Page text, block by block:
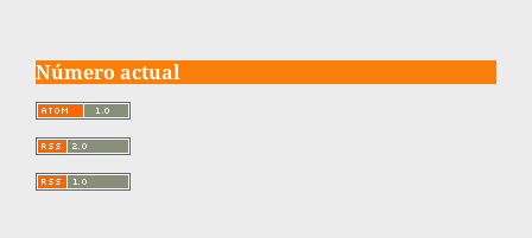
Número actual